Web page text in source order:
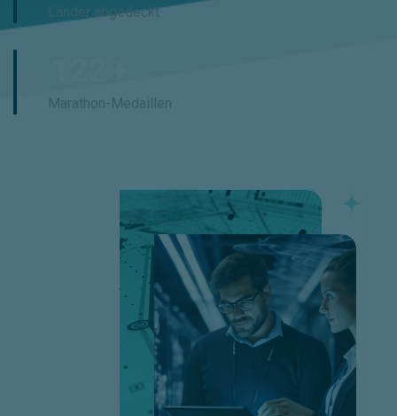
Länder abgedeckt
Marathon-Medaillen